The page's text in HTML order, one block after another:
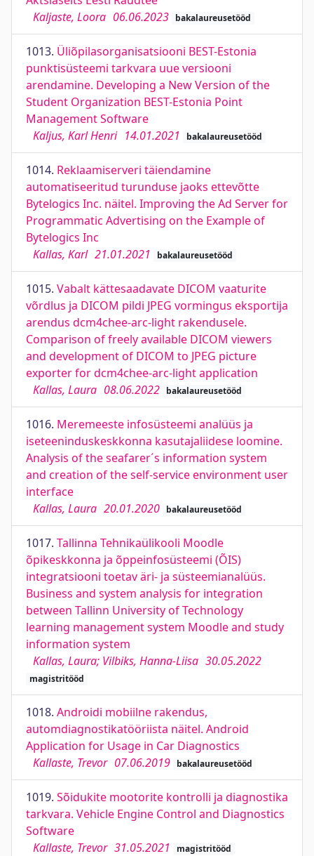
Kaljaste, Loora 06.06.2023 bakalaureusetööd
1013. Üliõpilasorganisatsiooni BEST-Estonia
punktisüsteemi tarkvara uue versiooni
arendamine. Developing a New Version of the
Student Organization BEST-Estonia Point
Management Software
Kaljus, Karl Henri 14.01.2021 bakalaureusetööd
1014. Reklaamiserveri täiendamine
automatiseeritud turunduse jaoks ettevõtte
Bytelogics Inc. näitel. Improving the Ad Server for
Programmatic Advertising on the Example of
Bytelogics Inc
Kallas, Karl 21.01.2021 bakalaureusetööd
1015. Vabalt kättesaadavate DICOM vaaturite
võrdlus ja DICOM pildi JPEG vormingus eksportija
arendus dcm4chee-arc-light rakendusele.
Comparison of freely available DICOM viewers
and development of DICOM to JPEG picture
exporter for dcm4chee-arc-light application
Kallas, Laura 08.06.2022 bakalaureusetööd
1016. Meremeeste infosüsteemi analüüs ja
iseteeninduskeskkonna kasutajaliidese loomine.
Analysis of the seafarer´s information system
and creation of the self-service environment user
interface
Kallas, Laura 20.01.2020 bakalaureusetööd
1017. Tallinna Tehnikaülikooli Moodle
õpikeskkonna ja õppeinfosüsteemi (ÕIS)
integratsiooni toetav äri- ja süsteemianalüüs.
Business and system analysis for integration
between Tallinn University of Technology
learning management system Moodle and study
information system
Kallas, Laura; Vilbiks, Hanna-Liisa 30.05.2022
magistritööd
1018. Androidi mobiilne rakendus,
automdiagnostikatööriista näitel. Android
Application for Usage in Car Diagnostics
Kallaste, Trevor 07.06.2019 bakalaureusetööd
1019. Sõidukite mootorite kontrolli ja diagnostika
tarkvara. Vehicle Engine Control and Diagnostics
Software
Kallaste, Trevor 31.05.2021 magistritööd